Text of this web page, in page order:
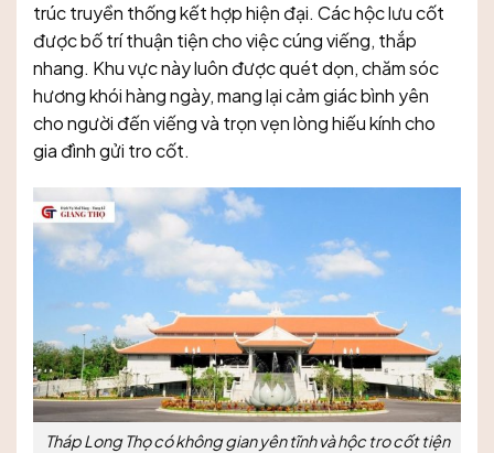
trúc truyền thống kết hợp hiện đại. Các hộc lưu cốt
được bố trí thuận tiện cho việc cúng viếng, thắp
nhang. Khu vực này luôn được quét dọn, chăm sóc
hương khói hàng ngày, mang lại cảm giác bình yên
cho người đến viếng và trọn vẹn lòng hiếu kính cho
gia đình gửi tro cốt.
Tháp Long Thọ có không gian yên tĩnh và hộc tro cốt tiện